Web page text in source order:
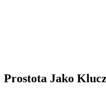
Prostota Jako